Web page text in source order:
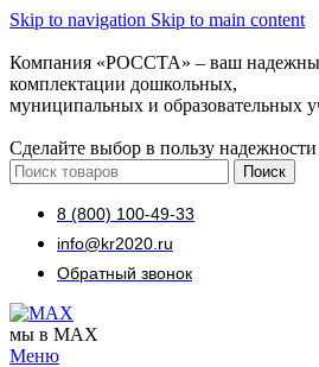
Skip to navigation Skip to main content
Компания «РОССТА» – ваш
комплектации дошкольных,
муниципальных и образовательных
Сделайте выбор в пользу
Поиск
8 (800) 100-49-33
info@kr2020.ru
Обратный звонок
мы в MAX
Меню